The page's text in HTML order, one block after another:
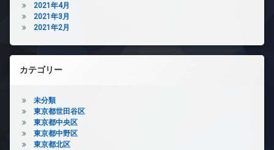
2021年4月
2021年3月
2021年2月
カテゴリー
未分類
東京都世田谷区
東京都中央区
東京都中野区
東京都北区